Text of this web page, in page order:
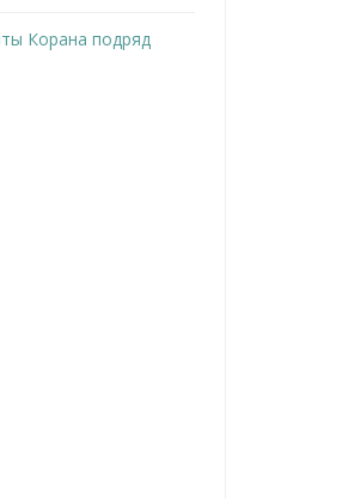
Корана подряд